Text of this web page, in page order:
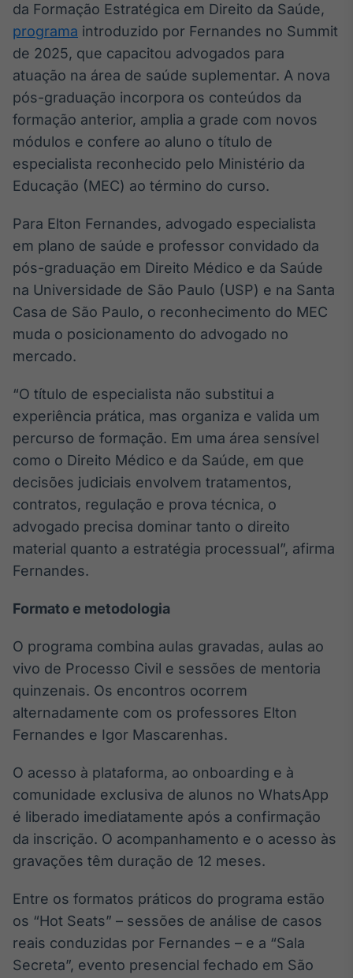
Datafeed
APIs para
conteúdos e
dados
Ticker
Cotações e
headlines de
Broadcast
Widgets
Componentes
funcionalidades
Broadcast
dados para
displays e telas
Broadcast
Curadoria
Curadoria de
noticiosos
Soluções de
Tecnologia
inteligente de
notícias e
conteúdos
Broadcast
analisar fundos
de investimento
no Brasil
IA
Em breve
BroadFast
Em breve
da Formação Estratégica em Direito da Saúde,
programa introduzido por Fernandes no Summit
de 2025, que capacitou advogados para
atuação na área de saúde suplementar. A nova
pós-graduação incorpora os conteúdos da
formação anterior, amplia a grade com novos
módulos e confere ao aluno o título de
especialista reconhecido pelo Ministério da
Educação (MEC) ao término do curso.
Para Elton Fernandes, advogado especialista
em plano de saúde e professor convidado da
pós-graduação em Direito Médico e da Saúde
na Universidade de São Paulo (USP) e na Santa
Casa de São Paulo, o reconhecimento do MEC
muda o posicionamento do advogado no
mercado.
“O título de especialista não substitui a
experiência prática, mas organiza e valida um
percurso de formação. Em uma área sensível
como o Direito Médico e da Saúde, em que
decisões judiciais envolvem tratamentos,
contratos, regulação e prova técnica, o
advogado precisa dominar tanto o direito
material quanto a estratégia processual”, afirma
Fernandes.
Formato e metodologia
O programa combina aulas gravadas, aulas ao
vivo de Processo Civil e sessões de mentoria
quinzenais. Os encontros ocorrem
alternadamente com os professores Elton
Fernandes e Igor Mascarenhas.
O acesso à plataforma, ao onboarding e à
comunidade exclusiva de alunos no WhatsApp
é liberado imediatamente após a confirmação
da inscrição. O acompanhamento e o acesso às
gravações têm duração de 12 meses.
Entre os formatos práticos do programa estão
os “Hot Seats” – sessões de análise de casos
reais conduzidas por Fernandes – e a “Sala
Secreta”, evento presencial fechado em São